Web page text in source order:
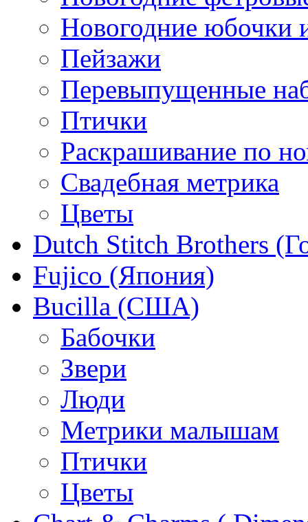
Новогодние юбочки
Пейзажи
Перевыпущенные
Птички
Раскрашивание по
Свадебная метрика
Цветы
Dutch Stitch Brothers
Fujico (Япония)
Bucilla (США)
Бабочки
Звери
Люди
Метрики малышам
Птички
Цветы